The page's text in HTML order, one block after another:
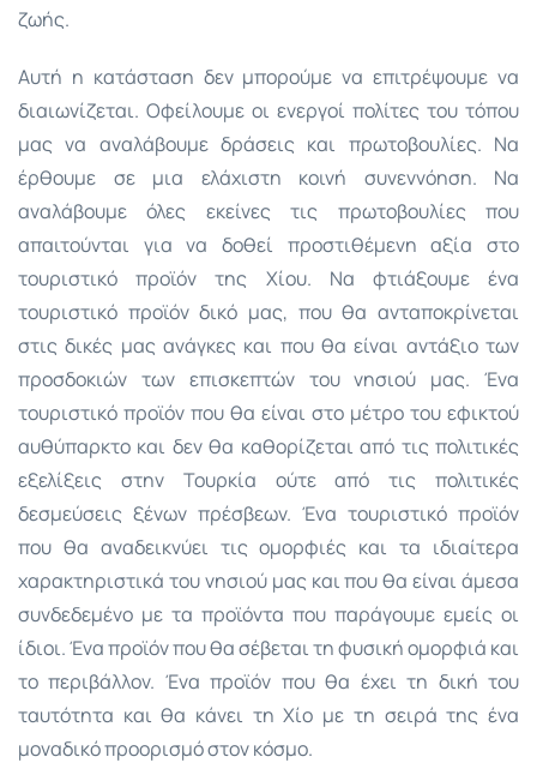
ζωής.
Αυτή η κατάσταση δεν μπορούμε να επιτρέψουμε να
διαιωνίζεται. Οφείλουμε οι ενεργοί πολίτες του τόπου
μας να αναλάβουμε δράσεις και πρωτοβουλίες. Να
έρθουμε σε μια ελάχιστη κοινή συνεννόηση. Να
αναλάβουμε όλες εκείνες τις πρωτοβουλίες που
απαιτούνται για να δοθεί προστιθέμενη αξία στο
τουριστικό προϊόν της Χίου. Να φτιάξουμε ένα
τουριστικό προϊόν δικό μας, που θα ανταποκρίνεται
στις δικές μας ανάγκες και που θα είναι αντάξιο των
προσδοκιών των επισκεπτών του νησιού μας. Ένα
τουριστικό προϊόν που θα είναι στο μέτρο του εφικτού
αυθύπαρκτο και δεν θα καθορίζεται από τις πολιτικές
εξελίξεις στην Τουρκία ούτε από τις πολιτικές
δεσμεύσεις ξένων πρέσβεων. Ένα τουριστικό προϊόν
που θα αναδεικνύει τις ομορφιές και τα ιδιαίτερα
χαρακτηριστικά του νησιού μας και που θα είναι άμεσα
συνδεδεμένο με τα προϊόντα που παράγουμε εμείς οι
ίδιοι. Ένα προϊόν που θα σέβεται τη φυσική ομορφιά και
το περιβάλλον. Ένα προϊόν που θα έχει τη δική του
ταυτότητα και θα κάνει τη Χίο με τη σειρά της ένα
μοναδικό προορισμό στον κόσμο.